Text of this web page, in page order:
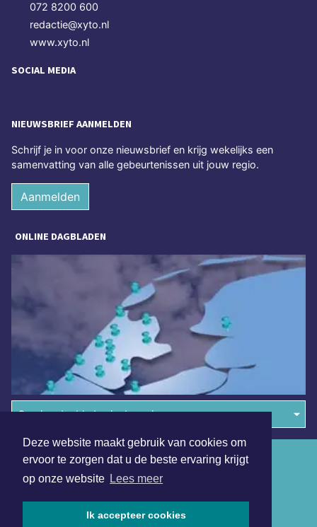
Deze website maakt gebruik van cookies om
ervoor te zorgen dat u de beste ervaring krijgt
op onze website Lees meer
Ik accepteer cookies
072 8200 600
redactie@xyto.nl
www.xyto.nl
SOCIAL MEDIA
NIEUWSBRIEF AANMELDEN
Schrijf je in voor onze nieuwsbrief en krijg wekelijks een
samenvatting van alle gebeurtenissen uit jouw regio.
Aanmelden
ONLINE DAGBLADEN
Overige dagbladen in de regio
Algemene voorwaarden
Disclaimer